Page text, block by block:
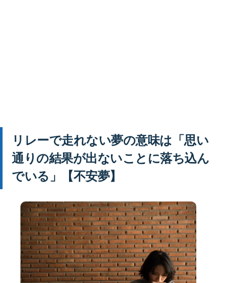
リレーで走れない夢の意味は「思い
通りの結果が出ないことに落ち込ん
でいる」【不安夢】